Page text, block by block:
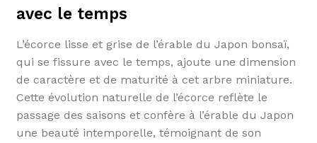
avec le temps
L’écorce lisse et grise de l’érable du Japon bonsaï,
qui se fissure avec le temps, ajoute une dimension
de caractère et de maturité à cet arbre miniature.
Cette évolution naturelle de l’écorce reflète le
passage des saisons et confère à l’érable du Japon
une beauté intemporelle, témoignant de son